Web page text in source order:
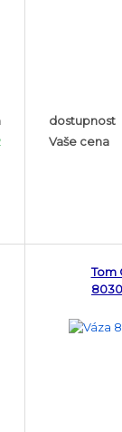
dostupnost
Vaše cena
Tom